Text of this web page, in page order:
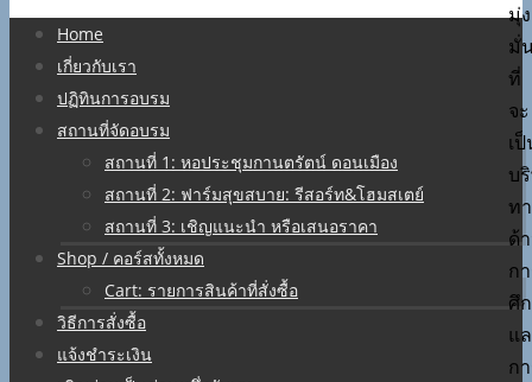
มุ่ง
มั่
ที่
จะ
เ
บ
ท
ด้
ก
ศึ
แ
ก
Skip
content
Home
เกี่ยวกับเรา
ปฏิทินการอบรม
สถานที่จัดอบรม
สถานที่ 1: หอประชุมกานตรัตน์ ดอนเมือง
สถานที่ 2: ฟาร์มสุขสบาย: รีสอร์ท&โฮมสเตย์
สถานที่ 3: เชิญแนะนำ หรือเสนอราคา
Shop / คอร์สทั้งหมด
Cart: รายการสินค้าที่สั่งซื้อ
วิธีการสั่งซื้อ
แจ้งชำระเงิน